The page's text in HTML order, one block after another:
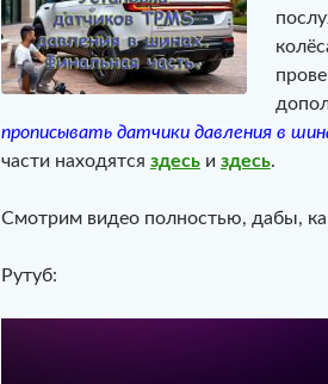
прописывать датчики давления в
части находятся здесьи здесь.
Смотрим видео полностью, дабы,
Рутуб: